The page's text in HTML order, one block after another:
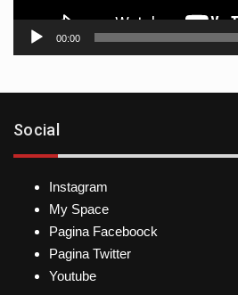
00:00
Social
Instagram
My Space
Pagina Faceboock
Pagina Twitter
Youtube